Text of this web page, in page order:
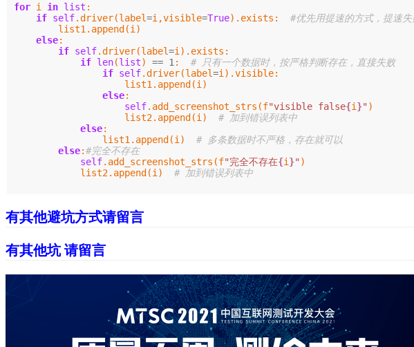
for i in list :
if self.driver(label=i ,visible=True). exists :
list1 . append (i )
else:
if self.driver(label=i ). exists :
if len(list) == 1 :
# 只有一个数据时，按严格判断存在，直接失败
if self.driver(label=i ).visible:
list1 . append (i )
else:
self. add_screenshot_strs (f"visible false{i }" )
list2. append (i )
# 加到错误列表中
else:
list1 . append (i )
# 多条数据时不严格，存在就可以
else:
#完全不存在
self. add_screenshot_strs (f"完全不存在{i }" )
list2. append (i ) # 加到错误列表中
有其他避坑方式请留言
有其他坑 请留言